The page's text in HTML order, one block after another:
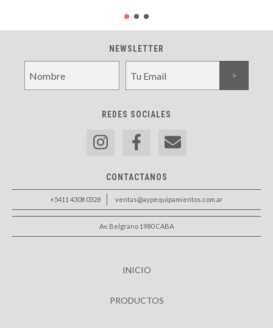
NEWSLETTER
REDES SOCIALES
CONTACTANOS
+5411 4308 0328 ventas@aypequipamientos.com.ar
Av. Belgrano 1980 CABA
INICIO
PRODUCTOS